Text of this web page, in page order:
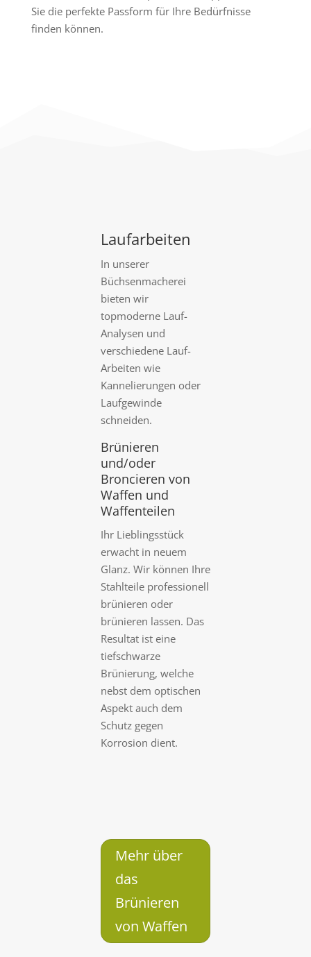
Sie die perfekte Passform für Ihre Bedürfnisse
finden können.
Laufarbeiten
In unserer
Büchsenmacherei
bieten wir
topmoderne Lauf-
Analysen und
verschiedene Lauf-
Arbeiten wie
Kannelierungen oder
Laufgewinde
schneiden.
Brünieren
und/oder
Broncieren von
Waffen und
Waffenteilen
Ihr Lieblingsstück
erwacht in neuem
Glanz. Wir können Ihre
Stahlteile professionell
brünieren oder
brünieren lassen. Das
Resultat ist eine
tiefschwarze
Brünierung, welche
nebst dem optischen
Aspekt auch dem
Schutz gegen
Korrosion dient.
Mehr über
das
Brünieren
von Waffen